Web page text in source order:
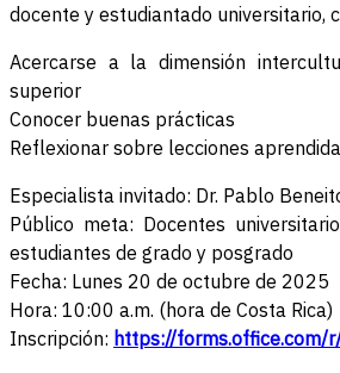
docente y estudiantado universitario,
Acercarse a la dimensión
superior
Conocer buenas prácticas
Reflexionar sobre lecciones
Especialista invitado: Dr. Pablo
Público meta: Docentes
estudiantes de grado y posgrado
Fecha: Lunes 20 de octubre de 2025
Hora: 10:00 a.m. (hora de Costa Rica)
Inscripción: https://forms.office.com/